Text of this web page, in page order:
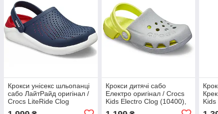
Крокси унісекс шльопанці
сабо ЛайтРайд оригінал /
Crocs LiteRide Clog
Крокси дитячі сабо
Електро оригінал / Crocs
Kids Electro Clog (10400),